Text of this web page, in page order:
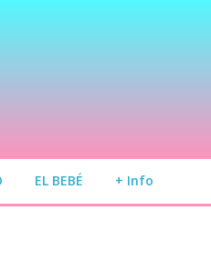
EL BEBÉ + Info